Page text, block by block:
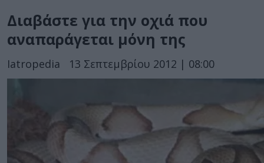
Διαβάστε για την οχιά που
αναπαράγεται μόνη της
Iatropedia 13 Σεπτεμβρίου 2012 | 08:00